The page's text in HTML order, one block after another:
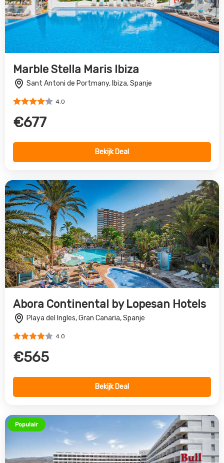
Marble Stella Maris Ibiza
Sant Antoni de Portmany, Ibiza, Spanje
4.0
€677
Bekijk Deal
Abora Continental by Lopesan Hotels
Playa del Ingles, Gran Canaria, Spanje
4.0
€565
Bekijk Deal
Populair